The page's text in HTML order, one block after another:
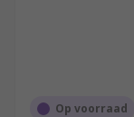
Op voorraad